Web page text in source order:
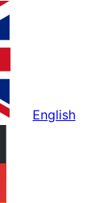
English